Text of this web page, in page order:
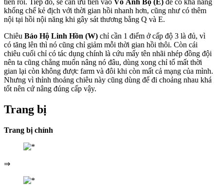
tiên rồi. Tiếp đó, sẽ cần ưu tiên vào Vô Ảnh Bộ (E) để có khả năng
khống chế kẻ địch với thời gian hồi nhanh hơn, cũng như có thêm
nội tại hồi nội năng khi gây sát thương bằng Q và E.
Chiêu Bảo Hộ Linh Hồn (W) chỉ cần 1 điểm ở cấp độ 3 là đủ, vì
có tăng lên thì nó cũng chỉ giảm mỗi thời gian hồi thôi. Còn cái
chiêu cuối chỉ có tác dụng chính là cứu mấy tên nhãi nhép đồng đội
nên ta cũng chẳng muốn nâng nó đâu, dùng xong chỉ tổ mất thời
gian lại còn không được farm và đôi khi còn mất cả mạng của mình.
Nhưng vì thỉnh thoảng chiêu này cũng dùng để đi choảng nhau khá
tốt nên cứ nâng đúng cấp vậy.
Trang bị
Trang bị chính
⇒